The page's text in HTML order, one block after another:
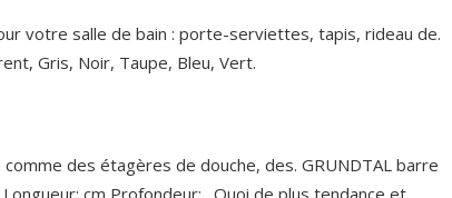
votre salle de bain : porte-serviettes, tapis, rideau de.
Gris, Noir, Taupe, Bleu, Vert.
des étagères de douche, des. GRUNDTAL barre
cm Profondeur: . Quoi de plus tendance et